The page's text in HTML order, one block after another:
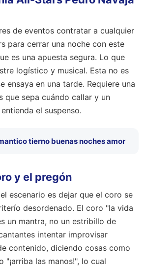
de eventos contratar a cualquier
para cerrar una noche con este
es una apuesta segura. Lo que
logístico y musical. Esta no es
ensaya en una tarde. Requiere una
que sepa cuándo callar y un
el suspenso.
tierno buenas noches amor
y el pregón
escenario es dejar que el coro se
desordenado. El coro "la vida
un mantra, no un estribillo de
intentar improvisar
contenido, diciendo cosas como
"¡arriba las manos!", lo cual